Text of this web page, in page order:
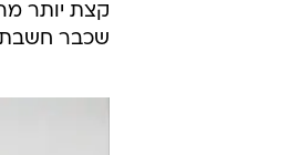
קצת יותר
שכבר